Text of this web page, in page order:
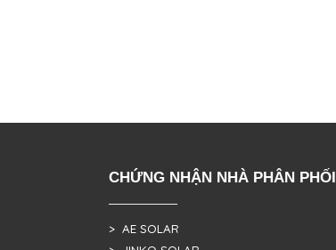
CHỨNG NHẬN NHÀ PHÂN PHỐI
> AE SOLAR